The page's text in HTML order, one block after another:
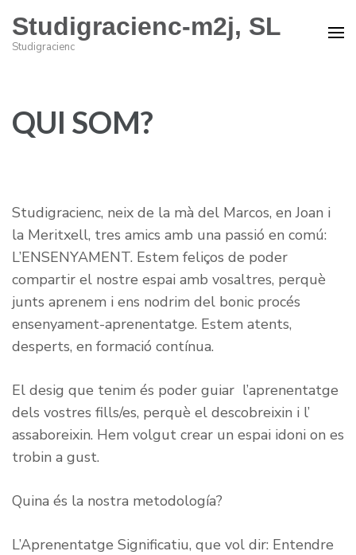
Studigracienc-m2j, SL
Studigracienc
QUI SOM?
Studigracienc, neix de la mà del Marcos, en Joan i
la Meritxell, tres amics amb una passió en comú:
L’ENSENYAMENT. Estem feliços de poder
compartir el nostre espai amb vosaltres, perquè
junts aprenem i ens nodrim del bonic procés
ensenyament-aprenentatge. Estem atents,
desperts, en formació contínua.
El desig que tenim és poder guiar l’aprenentatge
dels vostres fills/es, perquè el descobreixin i l’
assaboreixin. Hem volgut crear un espai idoni on es
trobin a gust.
Quina és la nostra metodología?
L’Aprenentatge Significatiu, que vol dir: Entendre